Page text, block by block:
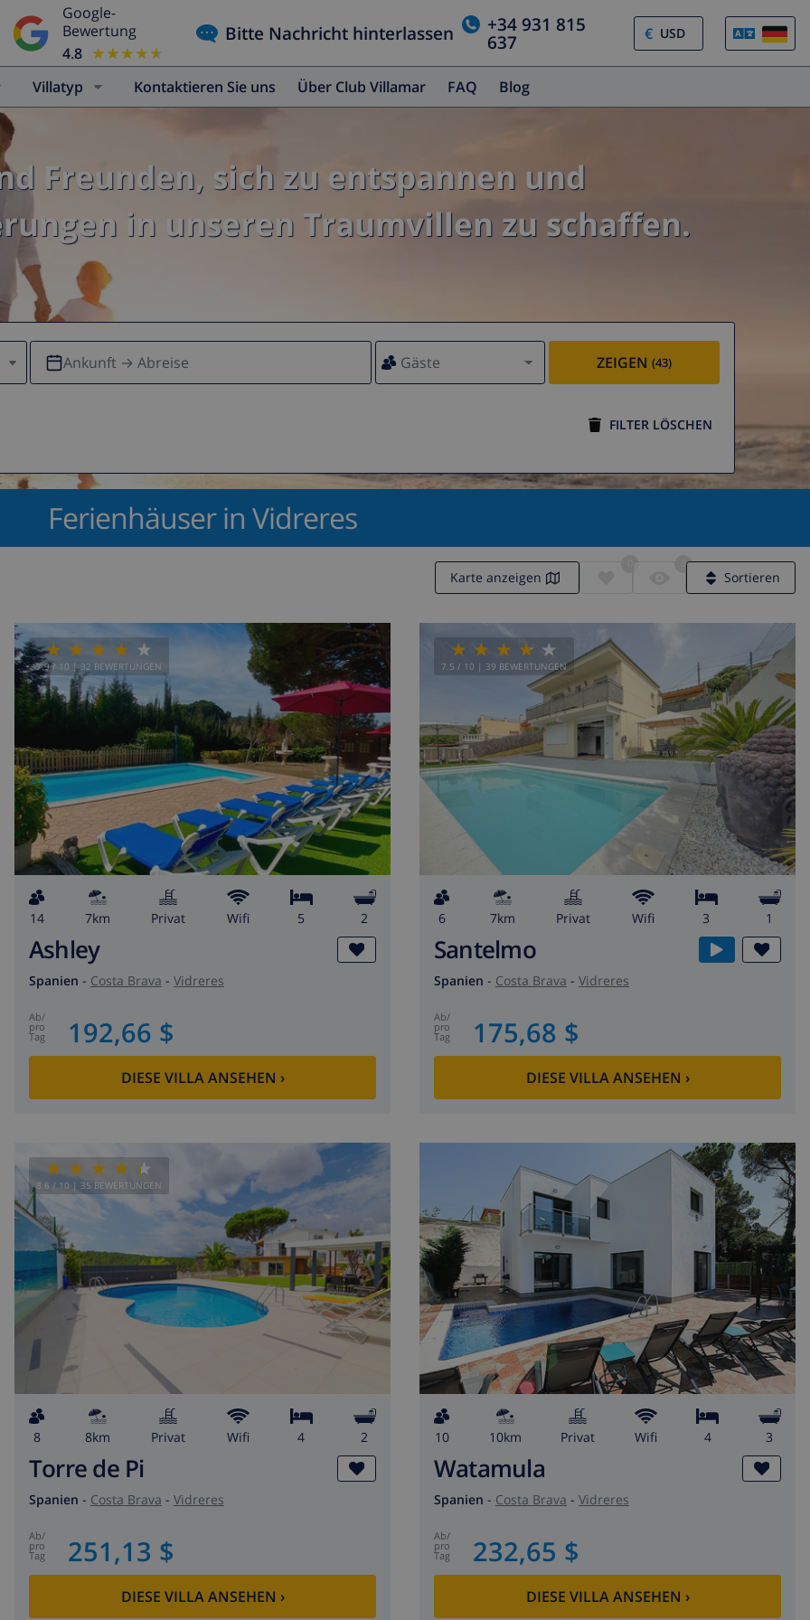
Google-
Bewertung
4.8 ★★★★★
★★★★★
Bitte Nachricht hinterlassen +34 931 815
637 €
Villatyp Kontaktieren Sie uns Über Club Villamar FAQ Blog
Freunden, sich zu entspannen und
in unseren Traumvillen zu schaffen.
Ankunft → Abreise Gäste ZEIGEN (43)
FILTER LÖSCHEN
Ferienhäuser in Vidreres
Karte anzeigen Sortieren
7.9/ 10 | 32 BEWERTUNGEN
14 7km Privat wifi 5 2
Ashley
Spanien - Costa Brava - Vidreres
ab/
pro
Tag 192,66 $
DIESE VILLA ANSEHEN ›
7.5 / 10 | 39 BEWERTUNGEN
6 7km Privat wifi 3 1
Santelmo
Spanien - Costa Brava - Vidreres
ab/
pro
Tag 175,68 $
DIESE VILLA ANSEHEN ›
8.6 / 10 | 35 BEWERTUNGEN
8 8km Privat wifi 4 2
Torre de Pi
Spanien - Costa Brava - Vidreres
ab/
pro
Tag 251,13 $
DIESE VILLA ANSEHEN ›
10 10km Privat wifi 4 3
Watamula
Spanien - Costa Brava - Vidreres
ab/
pro
Tag 232,65 $
DIESE VILLA ANSEHEN ›